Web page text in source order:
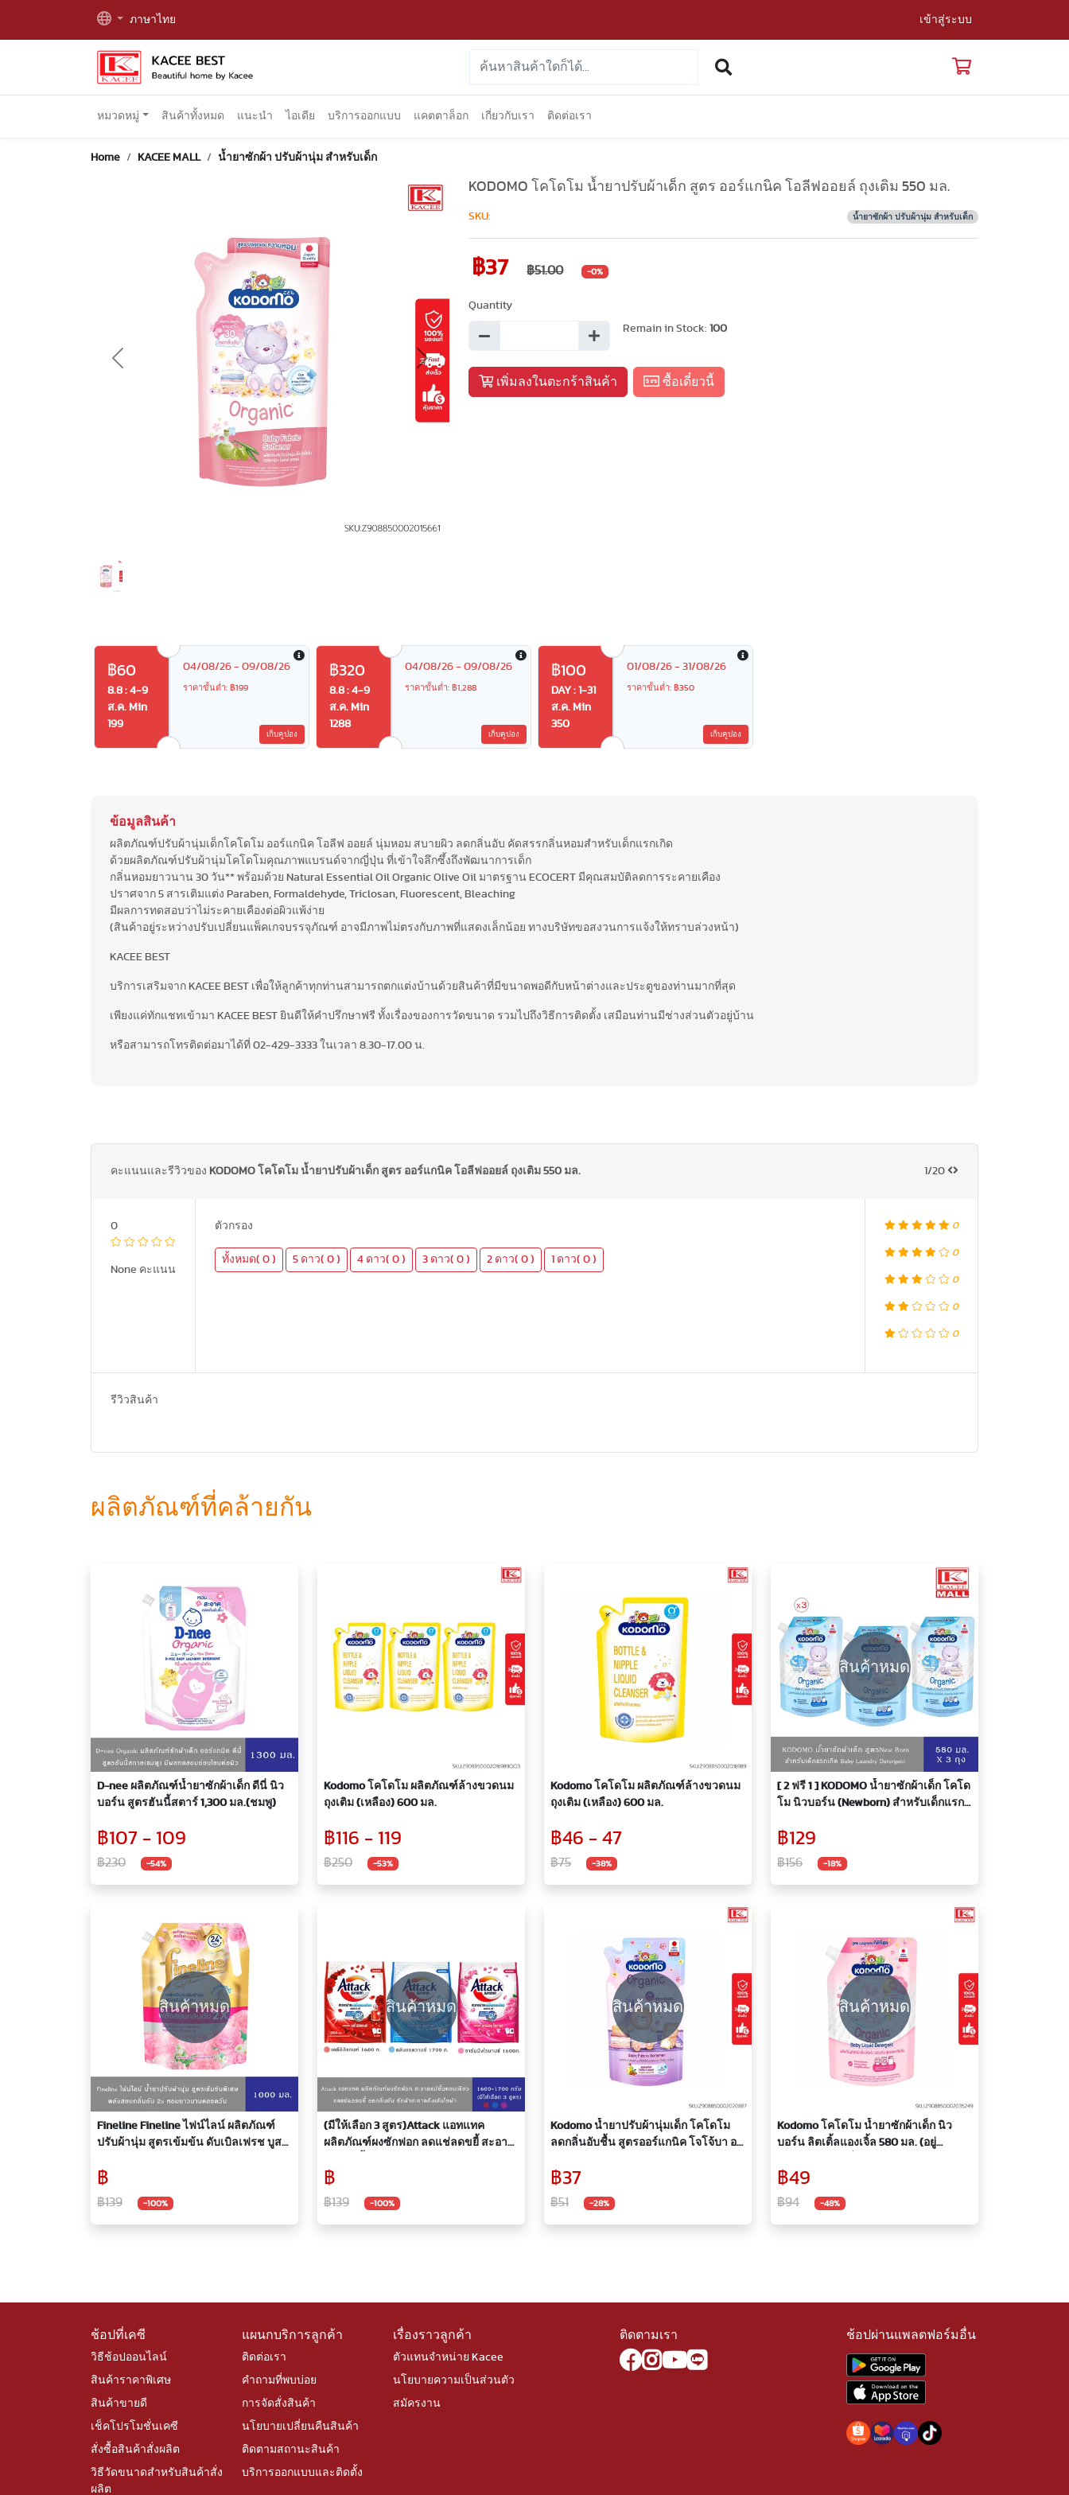
ภาษาไทย เข้าสู่ระบบ
หมวดหมู่ สินค้าทั้งหมด แนะนำ ไอเดีย บริการออกแบบ แคตตาล็อก เกี่ยวกับเรา ติดต่อเรา
Home KACEE MALL น้ำยาซักผ้า ปรับผ้านุ่ม สำหรับเด็ก
Previous Next
KODOMO โคโดโม น้ำยาปรับผ้าเด็ก สูตร ออร์แกนิค โอลีฟออยล์ ถุงเติม 550 มล.
SKU: น้ำยาซักผ้า ปรับผ้านุ่ม สำหรับเด็ก
฿37 ฿51.00 -0%
Quantity
Remain in Stock: 100
เพิ่มลงในตะกร้าสินค้า ซื้อเดี๋ยวนี้
฿60
8.8 : 4-9
ส.ค. Min
199
04/08/26 - 09/08/26
ราคาขั้นต่ำ: ฿199
เก็บคูปอง
฿320
8.8 : 4-9
ส.ค. Min
1288
04/08/26 - 09/08/26
ราคาขั้นต่ำ: ฿1,288
เก็บคูปอง
฿100
DAY : 1-31
ส.ค. Min
350
01/08/26 - 31/08/26
ราคาขั้นต่ำ: ฿350
เก็บคูปอง
ข้อมูลสินค้า
ผลิตภัณฑ์ปรับผ้านุ่มเด็กโคโดโม ออร์แกนิค โอลีฟ ออยล์ นุ่มหอม สบายผิว ลดกลิ่นอับ คัดสรรกลิ่นหอมสำหรับเด็กแรกเกิด
ด้วยผลิตภัณฑ์ปรับผ้านุ่มโคโดโมคุณภาพแบรนด์จากญี่ปุ่น ที่เข้าใจลึกซึ้งถึงพัฒนาการเด็ก
กลิ่นหอมยาวนาน 30 วัน** พร้อมด้วย Natural Essential Oil Organic Olive Oil มาตรฐาน ECOCERT มีคุณสมบัติลดการระคายเคือง
ปราศจาก 5 สารเติมแต่ง Paraben, Formaldehyde, Triclosan, Fluorescent, Bleaching
มีผลการทดสอบว่าไม่ระคายเคืองต่อผิวแพ้ง่าย
(สินค้าอยู่ระหว่างปรับเปลี่ยนแพ็คเกจบรรจุภัณฑ์ อาจมีภาพไม่ตรงกับภาพที่แสดงเล็กน้อย ทางบริษัทขอสงวนการแจ้งให้ทราบล่วงหน้า)
KACEE BEST
บริการเสริมจาก KACEE BEST เพื่อให้ลูกค้าทุกท่านสามารถตกแต่งบ้านด้วยสินค้าที่มีขนาดพอดีกับหน้าต่างและประตูของท่านมากที่สุด
เพียงแค่ทักแชทเข้ามา KACEE BEST ยินดีให้คำปรึกษาฟรี ทั้งเรื่องของการวัดขนาด รวมไปถึงวิธีการติดตั้ง เสมือนท่านมีช่างส่วนตัวอยู่บ้าน
หรือสามารถโทรติดต่อมาได้ที่ 02-429-3333 ในเวลา 8.30-17.00 น.
คะแนนและรีวิวของ KODOMO โคโดโม น้ำยาปรับผ้าเด็ก สูตร ออร์แกนิค โอลีฟออยล์ ถุงเติม 550 มล. 1/20
0
None คะแนน
ตัวกรอง
ทั้งหมด( 0 ) 5 ดาว( 0 ) 4 ดาว( 0 ) 3 ดาว( 0 ) 2 ดาว( 0 ) 1 ดาว( 0 )
0
0
0
0
0
รีวิวสินค้า
ผลิตภัณฑ์ที่คล้ายกัน
D-nee ผลิตภัณฑ์น้ำยาซักผ้าเด็ก ดีนี่ นิว
บอร์น สูตรฮันนี้สตาร์ 1,300 มล.(ชมพู)
฿107 - 109
฿230 -54%
Kodomo โคโดโม ผลิตภัณฑ์ล้างขวดนม
ถุงเติม (เหลือง) 600 มล.
฿116 - 119
฿250 -53%
Kodomo โคโดโม ผลิตภัณฑ์ล้างขวดนม
ถุงเติม (เหลือง) 600 มล.
฿46 - 47
฿75 -38%
สินค้าหมด
[ 2 ฟรี 1 ] KODOMO น้ำยาซักผ้าเด็ก โคโด
โม นิวบอร์น (Newborn) สำหรับเด็กแรก
฿129
฿156 -18%
สินค้าหมด
Fineline Fineline ไฟน์ไลน์ ผลิตภัณฑ์
ปรับผ้านุ่ม สูตรเข้มข้น ดับเบิลเฟรช บูส
฿
฿139 -100%
สินค้าหมด
(มีให้เลือก 3 สูตร)Attack แอทแทค
ผลิตภัณฑ์ผงซักฟอก ลดแช่ลดขยี้ สะอาด
฿
฿139 -100%
สินค้าหมด
Kodomo น้ำยาปรับผ้านุ่มเด็ก โคโดโม
ลดกลิ่นอับชื้น สูตรออร์แกนิค โจโจ้บา ออ
฿37
฿51 -28%
สินค้าหมด
Kodomo โคโดโม น้ำยาซักผ้าเด็ก นิว
บอร์น ลิตเติ้ลแองเจิ้ล 580 มล. (อยู่
฿49
฿94 -48%
ช้อปที่เคซี
วิธีช้อปออนไลน์
สินค้าราคาพิเศษ
สินค้าขายดี
เช็คโปรโมชั่นเคซี
สั่งซื้อสินค้าสั่งผลิต
วิธีวัดขนาดสำหรับสินค้าสั่ง
ผลิต
แผนกบริการลูกค้า
ติดต่อเรา
คำถามที่พบบ่อย
การจัดสั่งสินค้า
นโยบายเปลี่ยนคืนสินค้า
ติดตามสถานะสินค้า
บริการออกแบบและติดตั้ง
เรื่องราวลูกค้า
ตัวแทนจำหน่าย Kacee
นโยบายความเป็นส่วนตัว
สมัครงาน
ติดตามเรา ช้อปผ่านแพลตฟอร์มอื่น